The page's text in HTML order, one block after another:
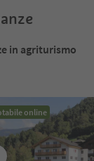
in agriturismo
online